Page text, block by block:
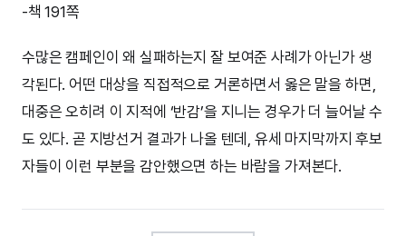
-책 191쪽
수많은 캠페인이 왜 실패하는지 잘 보여준 사례가 아닌가 생
각된다. 어떤 대상을 직접적으로 거론하면서 옳은 말을 하면,
대중은 오히려 이 지적에 ‘반감’을 지니는 경우가 더 늘어날 수
도 있다. 곧 지방선거 결과가 나올 텐데, 유세 마지막까지 후보
자들이 이런 부분을 감안했으면 하는 바람을 가져본다.